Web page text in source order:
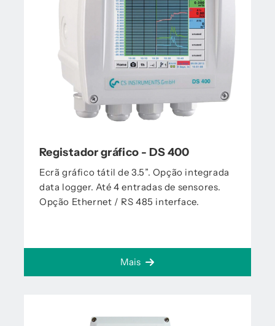
Registador gráfico - DS 400
Ecrã gráfico tátil de 3.5”. Opção integrada
data logger. Até 4 entradas de sensores.
Opção Ethernet / RS 485 interface.
Mais